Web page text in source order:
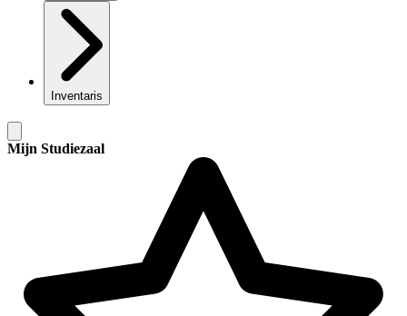
Inventaris
Mijn Studiezaal